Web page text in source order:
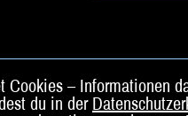
Cookies – Informationen
du in der